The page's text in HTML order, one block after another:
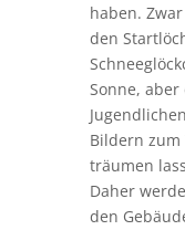
haben.
den
Sonne,
Bildern
träumen
Daher
den